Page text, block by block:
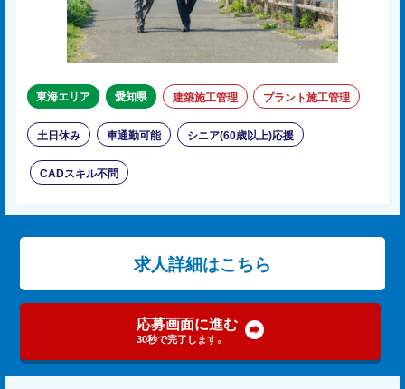
東海エリア 愛知県 建築施工管理 プラント施工管理
土日休み 車通勤可能 シニア(60歳以上)応援
CADスキル不問
求人詳細はこちら
応募画面に進む
30秒で完了します。